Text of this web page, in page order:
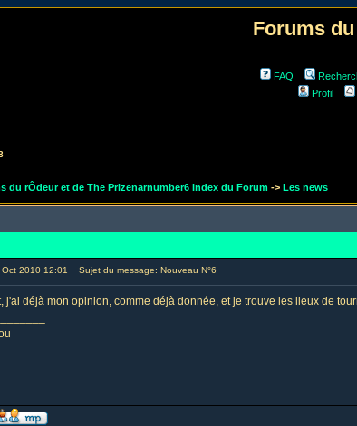
Forums
FAQ
Profil
du rÔdeur et de The Prizenarnumber6 Index du Forum -> Les news
2010 12:01 Sujet du message: Nouveau N°6
j'ai déjà mon opinion, comme déjà donnée, et je trouve les lieux de